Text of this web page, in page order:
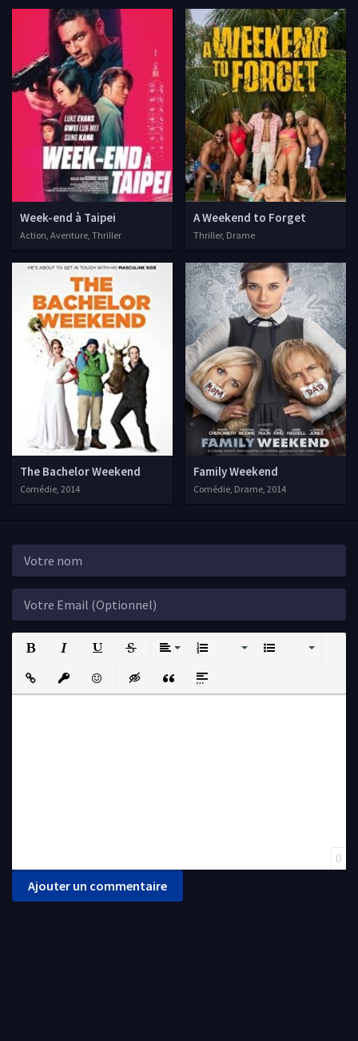
Week-end à Taipei
Action, Aventure, Thriller
A Weekend to Forget
Thriller, Drame
The Bachelor Weekend
Comédie, 2014
Family Weekend
Comédie, Drame, 2014
Strikethrough
Insert LinkInsert protected link
EmoticonsInsert hidden text
Insert QuoteInsert spoiler
0
Ajouter un commentaire